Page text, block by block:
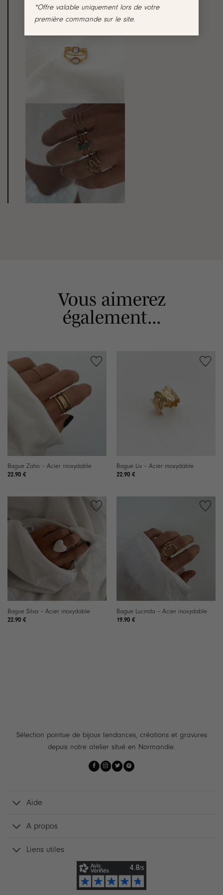
*Offre valable uniquement lors de votre
première commande sur le site.
Vous aimerez
également...
Bague Zaho – Acier inoxydable
22.90 €
Bague Liv – Acier inoxydable
22.90 €
Bague Silva – Acier inoxydable
22.90 €
Bague Lucinda – Acier inoxydable
19.90 €
Sélection pointue de bijoux tendances, créations et gravures
depuis notre atelier situé en Normandie.
Aide
A propos
Liens utiles